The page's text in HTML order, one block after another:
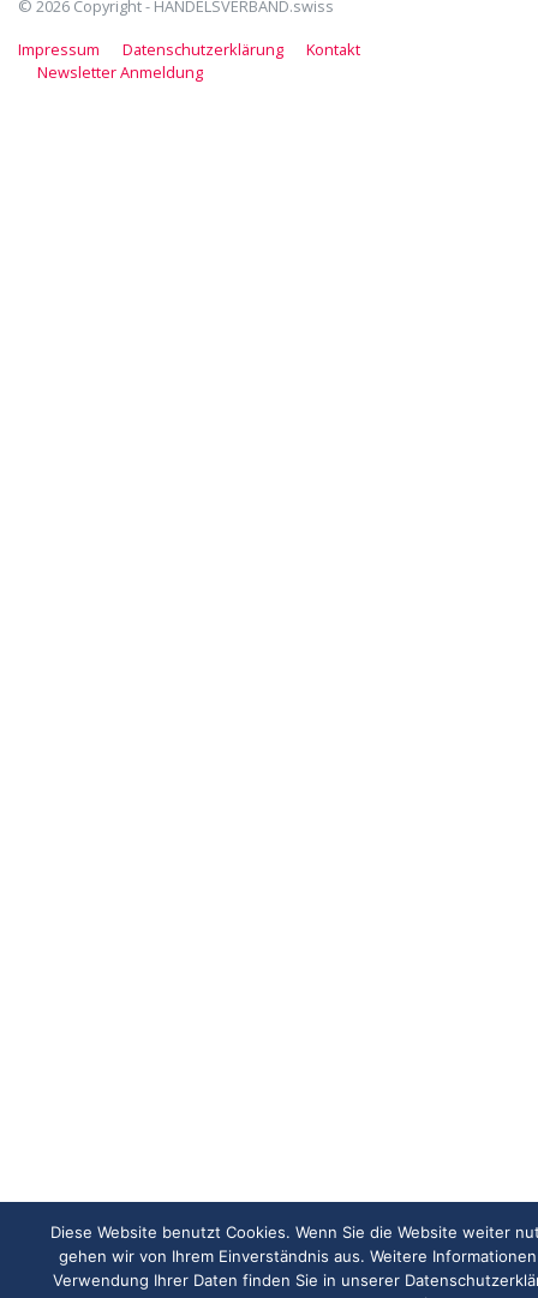
Diese Website benutzt Cookies. Wenn Sie die Website weiter
gehen wir von Ihrem Einverständnis aus. Weitere
Verwendung Ihrer Daten finden Sie in unserer
© 2026 Copyright - HANDELSVERBAND.swiss
Impressum
Datenschutzerklärung
Kontakt
Newsletter Anmeldung